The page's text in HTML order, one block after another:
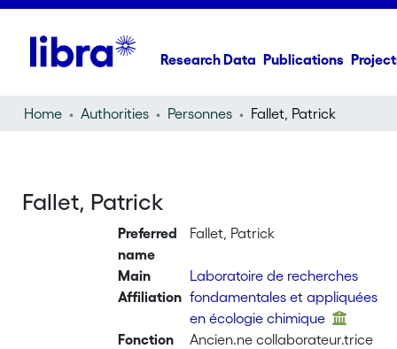
Research Data Publications
Home Authorities Personnes Fallet, Patrick
Fallet, Patrick
Preferred
name
Fallet, Patrick
Main
Affiliation
Laboratoire de recherches
fondamentales et appliquées
en écologie chimique
Fonction
Ancien.ne collaborateur.trice